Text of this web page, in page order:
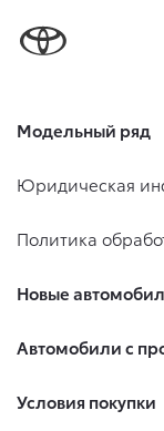
Модельный ряд
Юридическая
Политика
Новые
Автомобили с
Условия покупки